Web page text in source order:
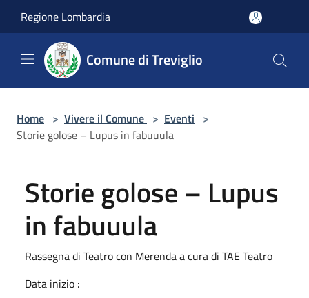
Regione Lombardia
Comune di Treviglio
Home > Vivere il Comune > Eventi >
Storie golose – Lupus in fabuuula
Storie golose – Lupus
in fabuuula
Rassegna di Teatro con Merenda a cura di TAE Teatro
Data inizio :